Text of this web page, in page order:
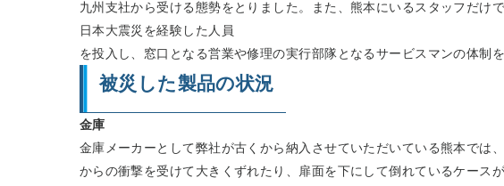
九州支社から受ける態勢をとりました。また、熊本にいるスタッフだ
日本大震災を経験した人員
を投入し、窓口となる営業や修理の実行部隊となるサービスマンの体制
被災した製品の状況
金庫
金庫メーカーとして弊社が古くから納入させていただいている熊本で
からの衝撃を受けて大きくずれたり、扉面を下にして倒れているケー